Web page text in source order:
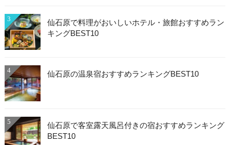
3
仙石原で料理がおいしいホテル・旅館おすすめラン
キングBEST10
4 仙石原の温泉宿おすすめランキングBEST10
5
仙石原で客室露天風呂付きの宿おすすめランキング
BEST10